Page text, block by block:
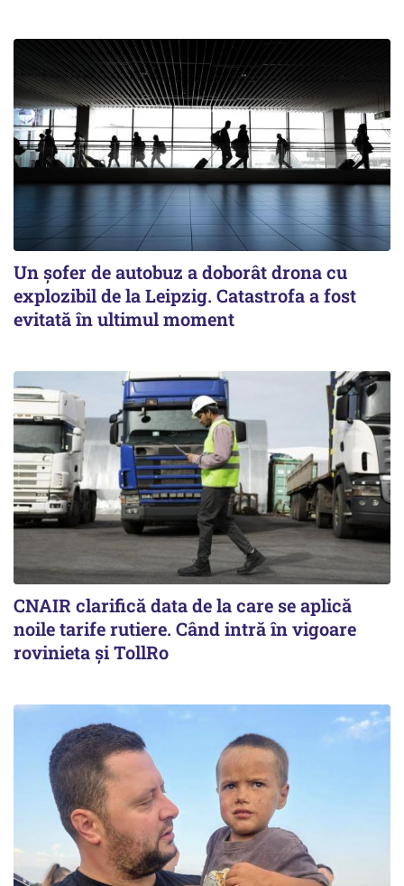
Un șofer de autobuz a doborât drona cu
explozibil de la Leipzig. Catastrofa a fost
evitată în ultimul moment
CNAIR clarifică data de la care se aplică
noile tarife rutiere. Când intră în vigoare
rovinieta și TollRo